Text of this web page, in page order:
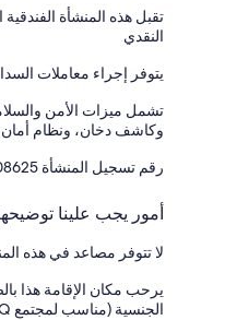
تقبل هذه المنشأة
النقدي
يتوفر إجراء معاملات
تشمل ميزات الأمن
وكاشف دخان، ونظام
رقم تسجيل المنشأة ⁦KO20008625⁩
أمور يجب علينا
لا تتوفر مصاعد في هذه
يرحب مكان الإقامة هذا
الجنسية (مناسب لمجتمع LGBTQ+)